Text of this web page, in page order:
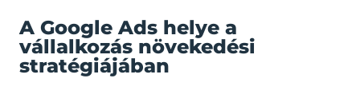
A Google Ads helye a
vállalkozás növekedési
stratégiájában